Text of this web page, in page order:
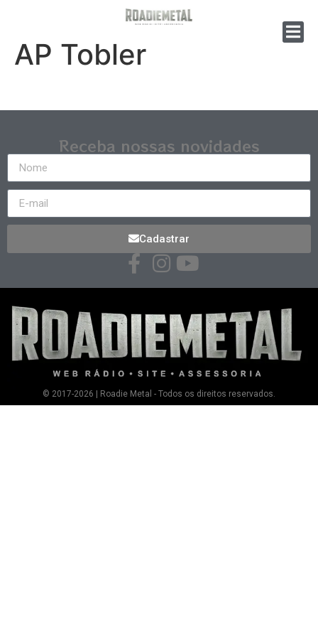
AP Tobler
Receba nossas novidades
Cadastrar
© 2017-2026 | Roadie Metal - Todos os direitos reservados.